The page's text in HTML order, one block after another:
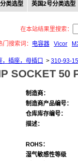
类选型 英国2号分类选型
在本站结果里搜索：
门搜索词： 电容器 Vicor
，插座，母插口 > 310-93-
SOCKET 50
制造商：
制造商产品编号：
仓库库存编号：
描述：
ROHS：
湿气敏感性等级